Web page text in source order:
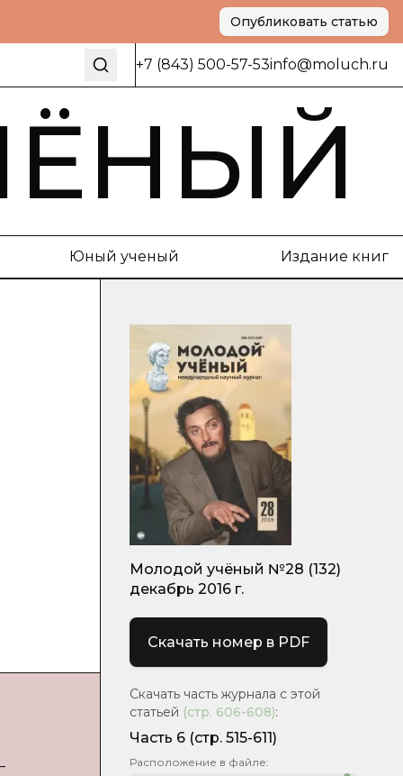
Опубликовать статью
+7 (843) 500-57-53info@moluch.ru
Юный ученый Издание книг
Молодой учёный №28 (132)
декабрь 2016 г.
Скачать номер в PDF
Скачать часть журнала с этой
статьей (стр. 606-608):
Часть 6 (cтр. 515-611)
Расположение в файле: